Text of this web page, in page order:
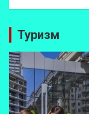
Туризм